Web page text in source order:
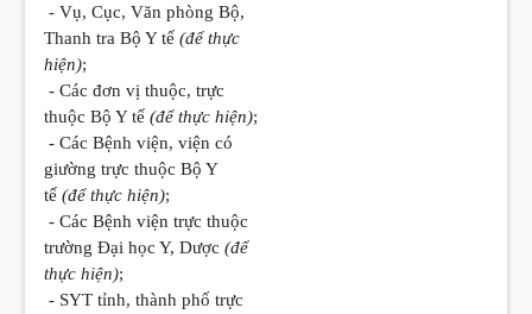
- Vụ, Cục, Văn phòng Bộ,
Thanh tra Bộ Y tế (để thực
hiện);
- Các đơn vị thuộc, trực
thuộc Bộ Y tế (để thực hiện);
- Các Bệnh viện, viện có
giường trực thuộc Bộ Y
tế (để thực hiện);
- Các Bệnh viện trực thuộc
trường Đại học Y, Dược (để
thực hiện);
- SYT tỉnh, thành phố trực